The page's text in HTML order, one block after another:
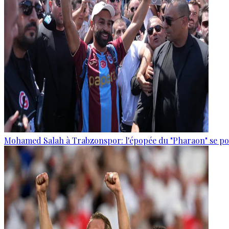
Mohamed Salah à Trabzonspor: l'épopée du "Pharaon" se